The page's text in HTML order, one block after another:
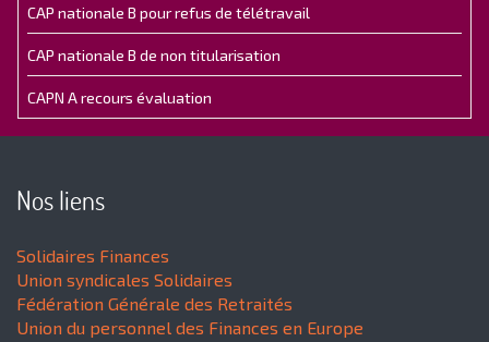
CAP nationale B pour refus de télétravail
CAP nationale B de non titularisation
CAPN A recours évaluation
Nos liens
Solidaires Finances
Union syndicales Solidaires
Fédération Générale des Retraités
Union du personnel des Finances en Europe